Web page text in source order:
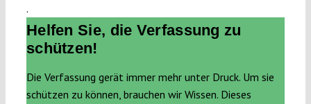
.
Helfen Sie, die Verfassung zu
schützen!
Die Verfassung gerät immer mehr unter Druck. Um sie
schützen zu können, brauchen wir Wissen. Dieses